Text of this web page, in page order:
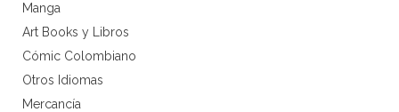
Manga
Art Books y Libros
Cómic Colombiano
Otros Idiomas
Mercancía